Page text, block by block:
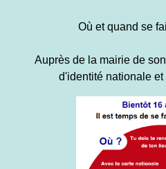
Où et quand se
Auprès de la mairie de
d'identité nationale